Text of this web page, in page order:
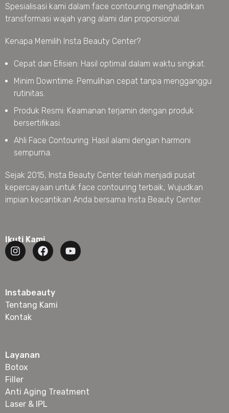
Spesialisasi kami dalam face contouring menghadirkan
transformasi wajah yang alami dan proporsional.
Kenapa Memilih Insta Beauty Center?
Cepat dan Efisien: Hasil optimal dalam waktu singkat.
Minim Downtime: Pemulihan cepat tanpa mengganggu
rutinitas.
Produk Resmi: Keamanan terjamin dengan produk
bersertifikasi.
Ahli Face Contouring: Hasil alami dengan harmoni
sempurna.
Sejak 2015, Insta Beauty Center telah menjadi pusat
kepercayaan untuk face contouring terbaik, Wujudkan
impian kecantikan Anda bersama Insta Beauty Center.
Ikuti Kami
Instabeauty
Tentang Kami
Kontak
Layanan
Botox
Filler
Anti Aging Treatment
Laser & IPL